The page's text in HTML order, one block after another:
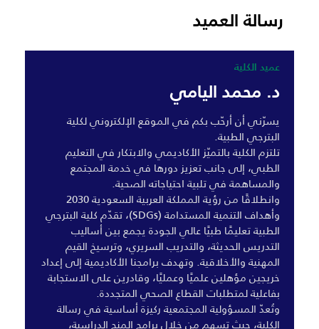
رسالة العميد
عميد الكلية
د. محمد اليامي
يسرّني أن أرحّب بكم في الموقع الإلكتروني لكلية
البترجي الطبية.
تلتزم الكلية بالتميّز الأكاديمي والابتكار في التعليم
الطبي، إلى جانب تعزيز دورها في خدمة المجتمع
والمساهمة في تلبية احتياجاته الصحية.
وانطلاقًا من رؤية المملكة العربية السعودية 2030
وأهداف التنمية المستدامة (SDGs)، تقدّم كلية البترجي
الطبية تعليمًا طبيًا عالي الجودة يجمع بين أساليب
التدريس الحديثة، والتدريب السريري، وترسيخ القيم
المهنية والأخلاقية. وتهدف برامجنا الأكاديمية إلى إعداد
خريجين مؤهلين علميًا وعمليًا، وقادرين على الاستجابة
بفاعلية لمتطلبات القطاع الصحي المتجددة.
وتُعدّ المسؤولية المجتمعية ركيزة أساسية في رسالة
الكلية، حيث تسهم من خلال برامج المنح الدراسية،